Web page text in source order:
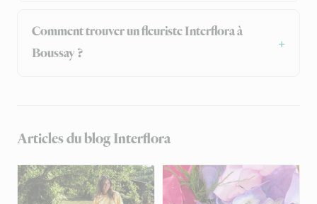
Comment trouver un fleuriste Interflora à
Boussay ?
Articles du blog Interflora